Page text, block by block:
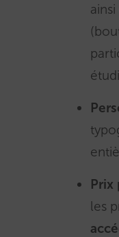
Prix
les